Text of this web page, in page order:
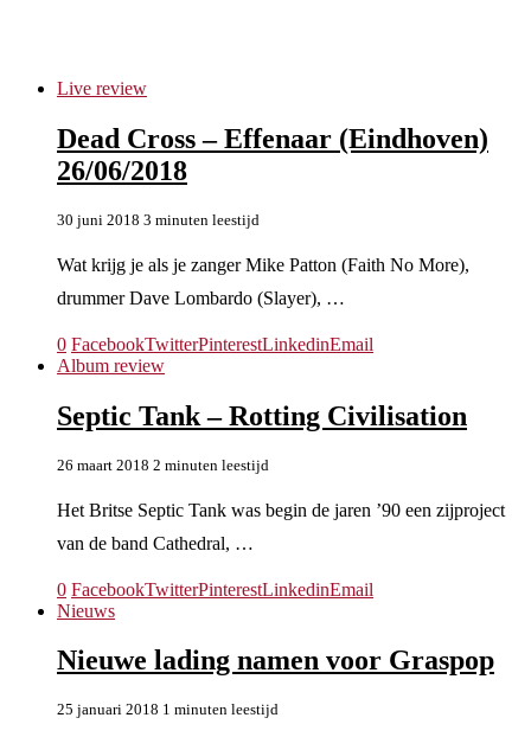
Live review
Dead Cross – Effenaar (Eindhoven)
26/06/2018
30 juni 2018 3 minuten leestijd
Wat krijg je als je zanger Mike Patton (Faith No More),
drummer Dave Lombardo (Slayer), …
0 FacebookTwitterPinterestLinkedinEmail
Album review
Septic Tank – Rotting Civilisation
26 maart 2018 2 minuten leestijd
Het Britse Septic Tank was begin de jaren ’90 een zijproject
van de band Cathedral, …
0 FacebookTwitterPinterestLinkedinEmail
Nieuws
Nieuwe lading namen voor Graspop
25 januari 2018 1 minuten leestijd